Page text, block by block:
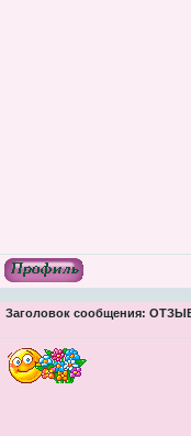
Заголовок сообщения: